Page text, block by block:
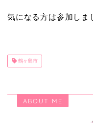
気になる方は参加しま
鶴ヶ島市
ABOUT ME